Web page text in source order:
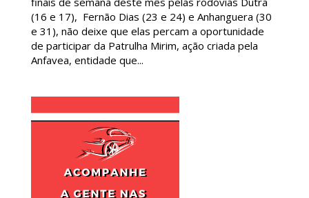
(16 e 17), Fernão Dias (23 e 24) e Anhanguera (30
e 31), não deixe que elas percam a oportunidade
de participar da Patrulha Mirim, ação criada pela
Anfavea, entidade que...